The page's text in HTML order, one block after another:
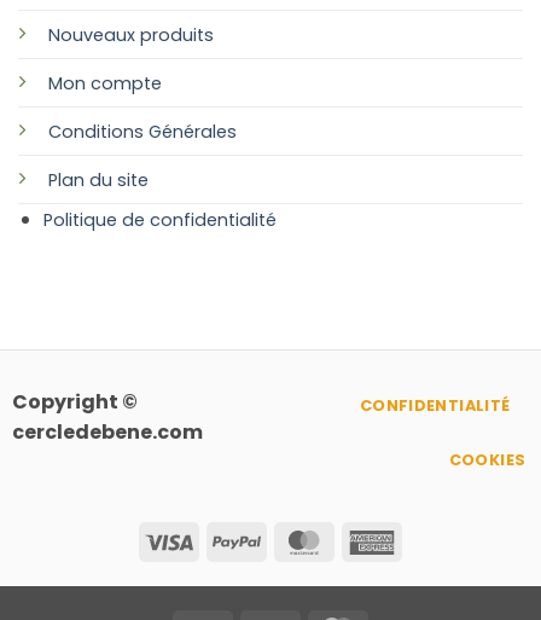
Nouveaux produits
Mon compte
Conditions Générales
Plan du site
Politique de confidentialité
Copyright ©
cercledebene.com
Visa PayPal MasterCard
CONFIDENTIALITÉ
COOKIES